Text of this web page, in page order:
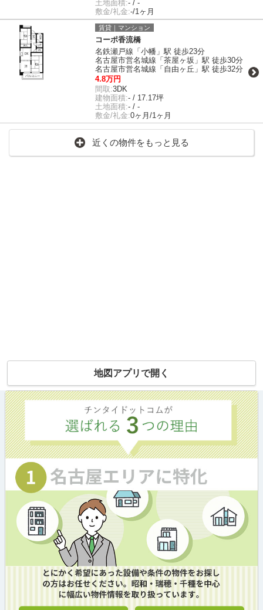
土地面積:- / -
敷金/礼金:-/1ヶ月
賃貸｜マンション
コーポ香流橋
名鉄瀬戸線「小幡」駅 徒歩23分
名古屋市営名城線「茶屋ヶ坂」駅 徒歩30分
名古屋市営名城線「自由ヶ丘」駅 徒歩32分
4.8万円
間取:3DK
建物面積:- / 17.17坪
土地面積:- / -
敷金/礼金:0ヶ月/1ヶ月
近くの物件をもっと見る
地図アプリで開く